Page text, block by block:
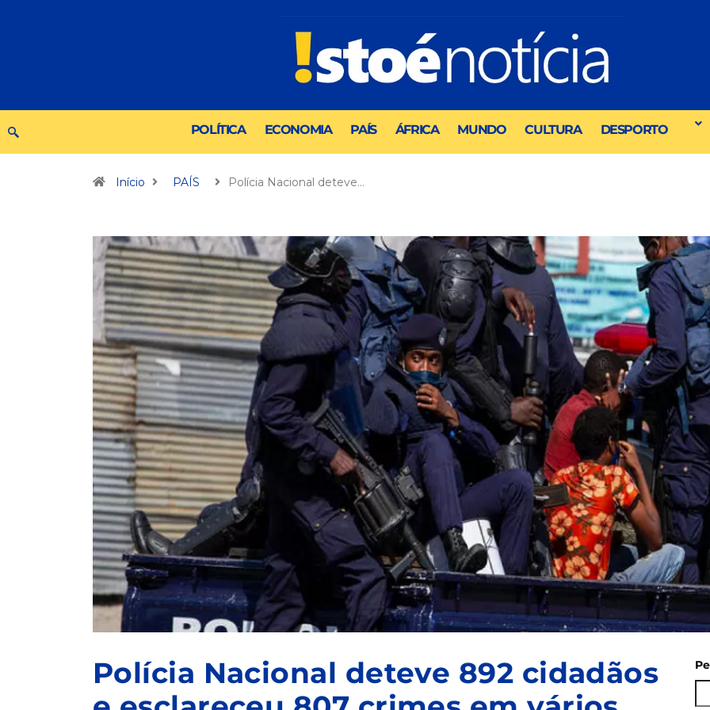
POLÍTICA ECONOMIA PAÍS ÁFRICA MUNDO CULTURA DESPORTO
Início PAÍS Polícia Nacional deteve…
Polícia Nacional deteve 892 cidadãos